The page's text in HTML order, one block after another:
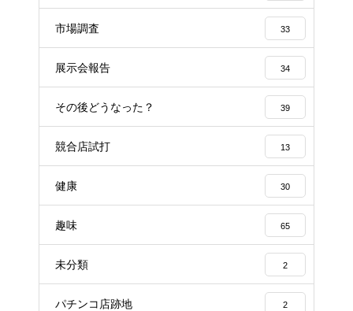
市場調査 33
展示会報告 34
その後どうなった？ 39
競合店試打 13
健康 30
趣味 65
未分類 2
パチンコ店跡地 2